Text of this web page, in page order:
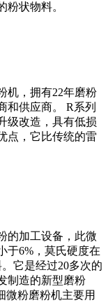
粉状物料。
机，拥有22年磨粉
和供应商。 R系列
级改造，具有低损
点，它比传统的雷
的加工设备，此微
于6%，莫氏硬度在
它是经过20多次的
制造的新型磨粉
微粉磨粉机主要用